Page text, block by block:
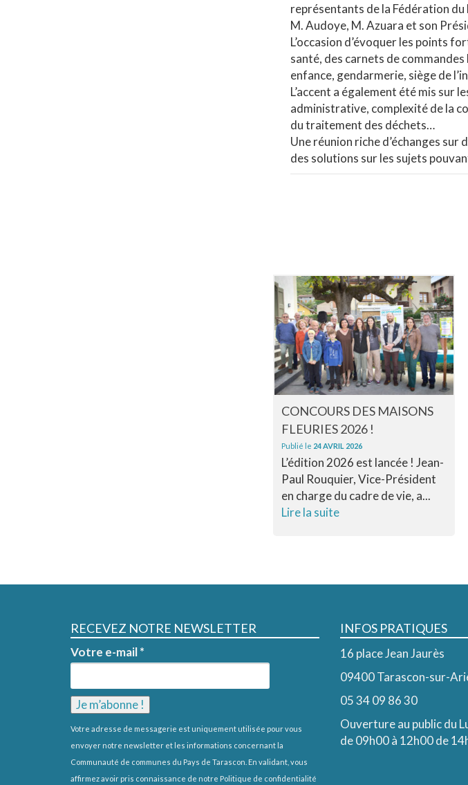
représentants de la Fédération du
M. Audoye, M. Azuara et son
L’occasion d’évoquer les points
santé, des carnets de
enfance, gendarmerie, siège de
L’accent a également été mis sur
administrative, complexité de la
du traitement des déchets…
Une réunion riche d’échanges
des solutions sur les sujets
CONCOURS DES MAISONS
FLEURIES 2026 !
Publié le 24 AVRIL 2026
L’édition 2026 est lancée ! Jean-
Paul Rouquier, Vice-Président
en charge du cadre de vie, a...
Lire la suite
RECEVEZ NOTRE NEWSLETTER
Votre e-mail*
Votre adresse de messagerie est uniquement utilisée pour vous
envoyer notre newsletter et les informations concernant la
Communauté de communes du Pays de Tarascon. En validant, vous
affirmez avoir pris connaissance de notre Politique de confidentialité
INFOS PRATIQUES
16 place Jean Jaurès
09400 Tarascon-sur-
05 34 09 86 30
Ouverture au public du
de 09h00 à 12h00 de